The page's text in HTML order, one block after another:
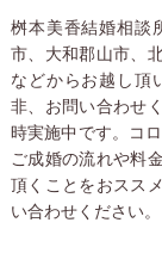
桝本美香結婚相談
市、大和郡山市、
などからお越し頂
非、お問い合わせ
時実施中です。コ
ご成婚の流れや料
頂くことをおスス
い合わせください。